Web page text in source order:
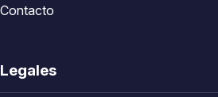
Contacto
Legales